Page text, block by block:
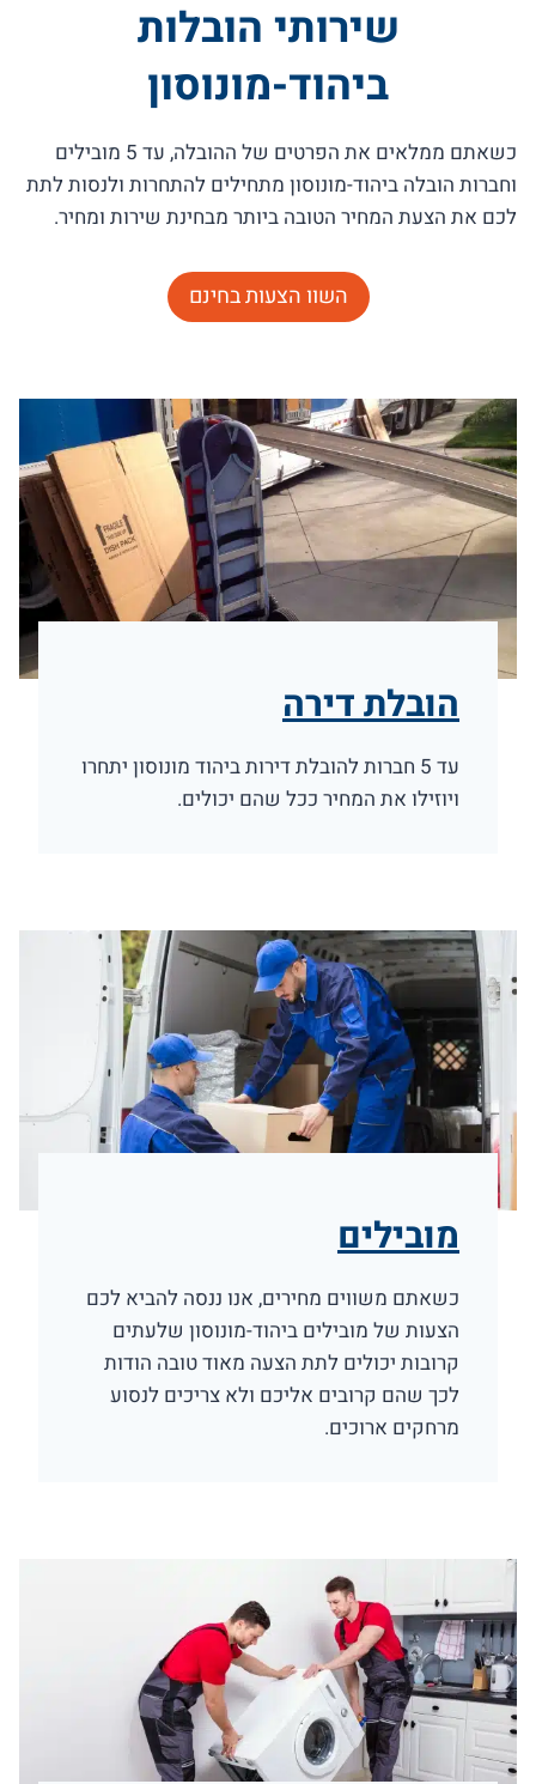
שירותי הובלות
ביהוד-מונוסון
כשאתם ממלאים את הפרטים של ההובלה, עד 5 מובילים
וחברות הובלה ביהוד-מונוסון מתחילים להתחרות ולנסות לתת
לכם את הצעת המחיר הטובה ביותר מבחינת שירות ומחיר.
השוו הצעות בחינם
הובלת דירה
עד 5 חברות להובלת דירות ביהוד מונוסון יתחרו
ויוזילו את המחיר ככל שהם יכולים.
מובילים
כשאתם משווים מחירים, אנו ננסה להביא לכם
הצעות של מובילים ביהוד-מונוסון שלעתים
קרובות יכולים לתת הצעה מאוד טובה הודות
לכך שהם קרובים אליכם ולא צריכים לנסוע
מרחקים ארוכים.